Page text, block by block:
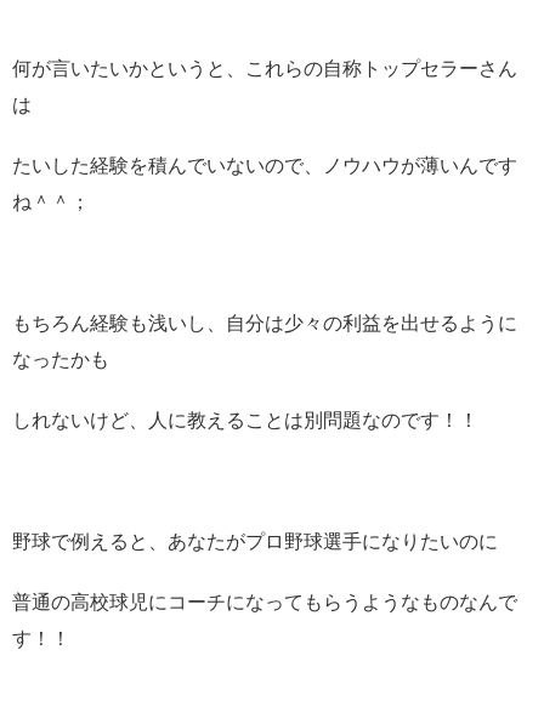
何が言いたいかというと、これらの自称トップセラーさん
は
たいした経験を積んでいないので、ノウハウが薄いんです
ね＾＾；
もちろん経験も浅いし、自分は少々の利益を出せるように
なったかも
しれないけど、人に教えることは別問題なのです！！
野球で例えると、あなたがプロ野球選手になりたいのに
普通の高校球児にコーチになってもらうようなものなんで
す！！